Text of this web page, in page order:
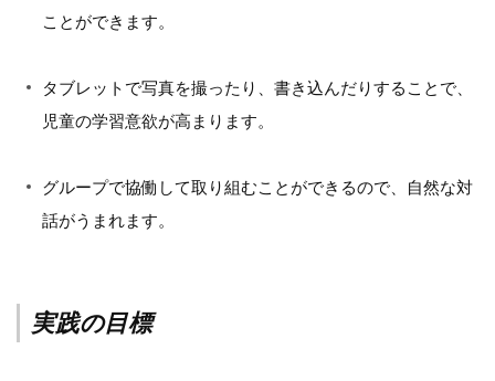
ことができます。
タブレットで写真を撮ったり、書き込んだりすることで、
児童の学習意欲が高まります。
グループで協働して取り組むことができるので、自然な対
話がうまれます。
実践の目標